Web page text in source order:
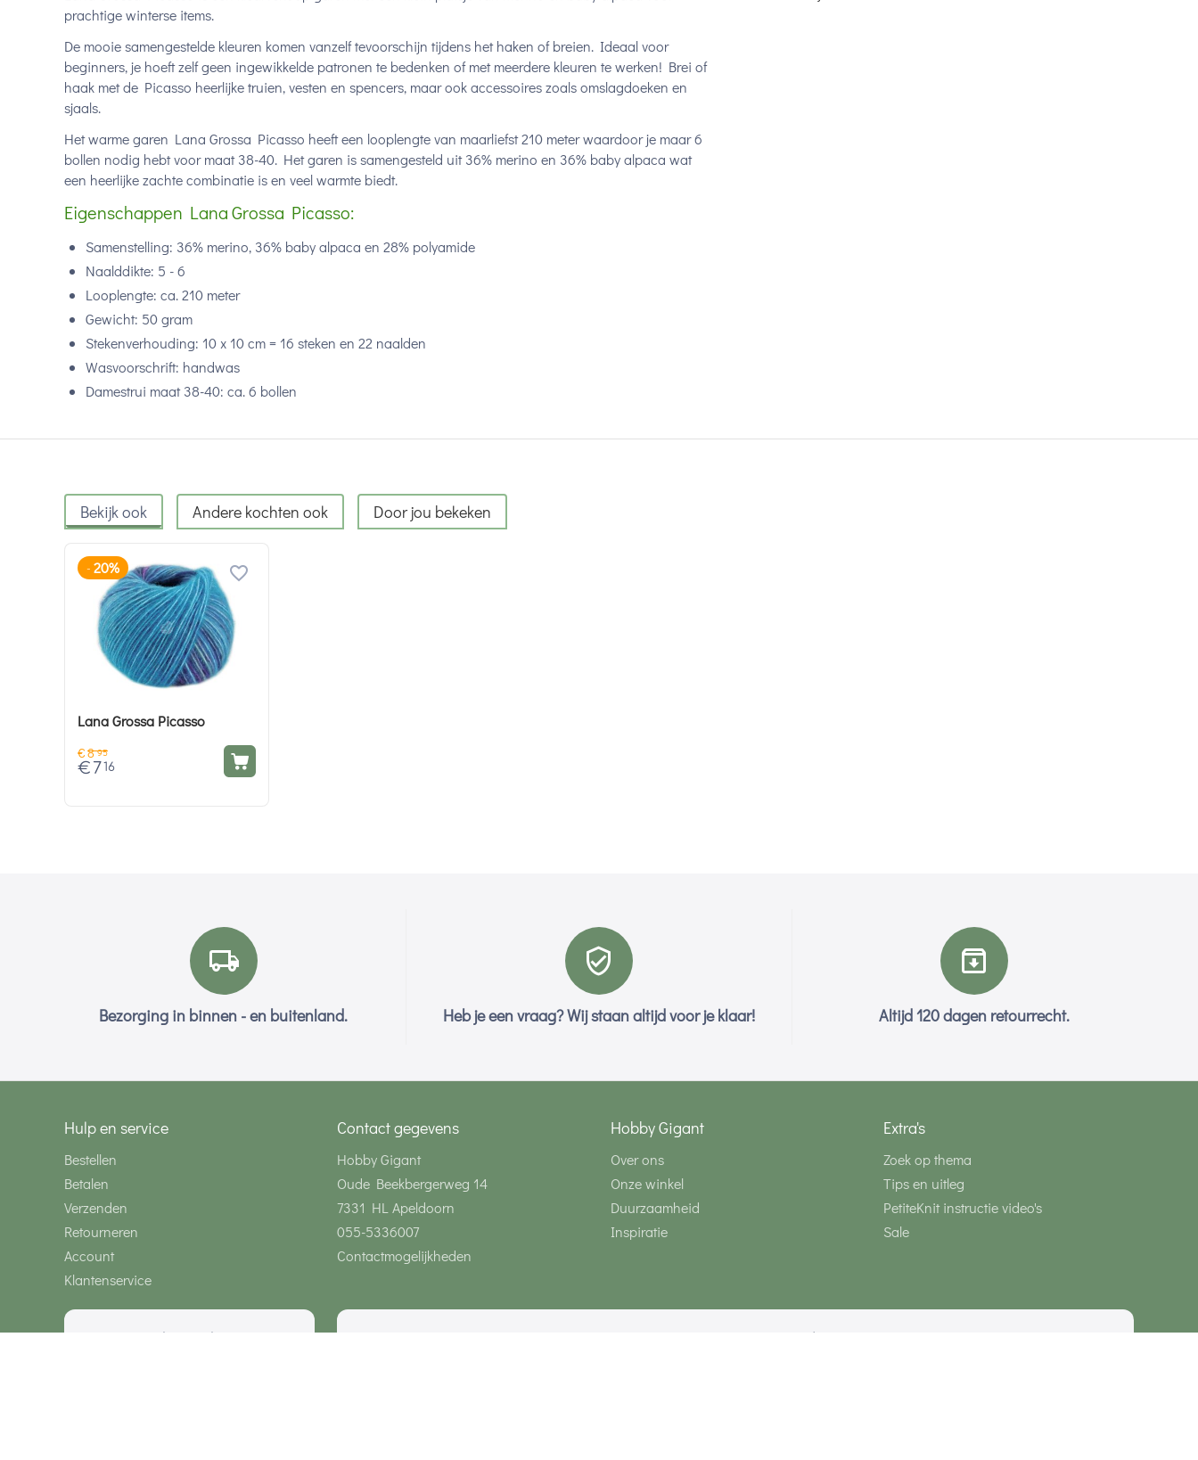
prachtige winterse items.
De mooie samengestelde kleuren komen vanzelf tevoorschijn tijdens het haken of breien. Ideaal voor
beginners, je hoeft zelf geen ingewikkelde patronen te bedenken of met meerdere kleuren te werken! Brei of
haak met de Picasso heerlijke truien, vesten en spencers, maar ook accessoires zoals omslagdoeken en
sjaals.
Het warme garen Lana Grossa Picasso heeft een looplengte van maarliefst 210 meter waardoor je maar 6
bollen nodig hebt voor maat 38-40. Het garen is samengesteld uit 36% merino en 36% baby alpaca wat
een heerlijke zachte combinatie is en veel warmte biedt.
Eigenschappen Lana Grossa Picasso:
Samenstelling: 36% merino, 36% baby alpaca en 28% polyamide
Naalddikte: 5 - 6
Looplengte: ca. 210 meter
Gewicht: 50 gram
Stekenverhouding: 10 x 10 cm = 16 steken en 22 naalden
Wasvoorschrift: handwas
Damestrui maat 38-40: ca. 6 bollen
Bekijk ook Andere kochten ook Door jou bekeken
- 20%
Lana Grossa Picasso
€8 95
€ 7 16
Bezorging in binnen - en buitenland. Heb je een vraag? Wij staan altijd voor je klaar! Altijd 120 dagen retourrecht.
Hulp en service
Bestellen
Betalen
Verzenden
Retourneren
Account
Klantenservice
Contact gegevens
Hobby Gigant
Oude Beekbergerweg 14
7331 HL Apeldoorn
055-5336007
Contactmogelijkheden
Hobby Gigant
Over ons
Onze winkel
Duurzaamheid
Inspiratie
Extra's
Zoek op thema
Tips en uitleg
PetiteKnit instructie video's
Sale
Wij zijn bereikbaar via Volg ons via social media